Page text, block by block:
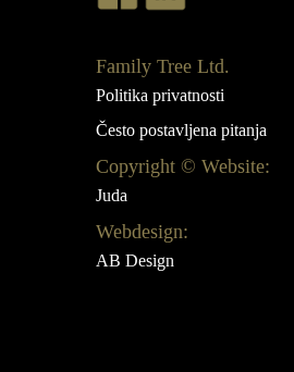
Family Tree Ltd.
Politika privatnosti
Često postavljena pitanja
Copyright © Website:
Juda
Webdesign:
AB Design